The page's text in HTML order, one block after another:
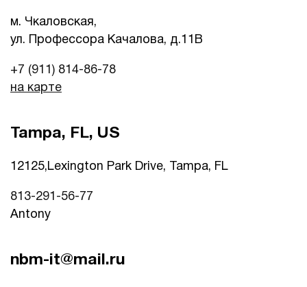
м. Чкаловская,
ул. Профессора Качалова, д.11B
+7 (911) 814-86-78
на карте
Tampa, FL, US
12125,Lexington Park Drive, Tampa, FL
813-291-56-77
Antony
nbm-it@mail.ru